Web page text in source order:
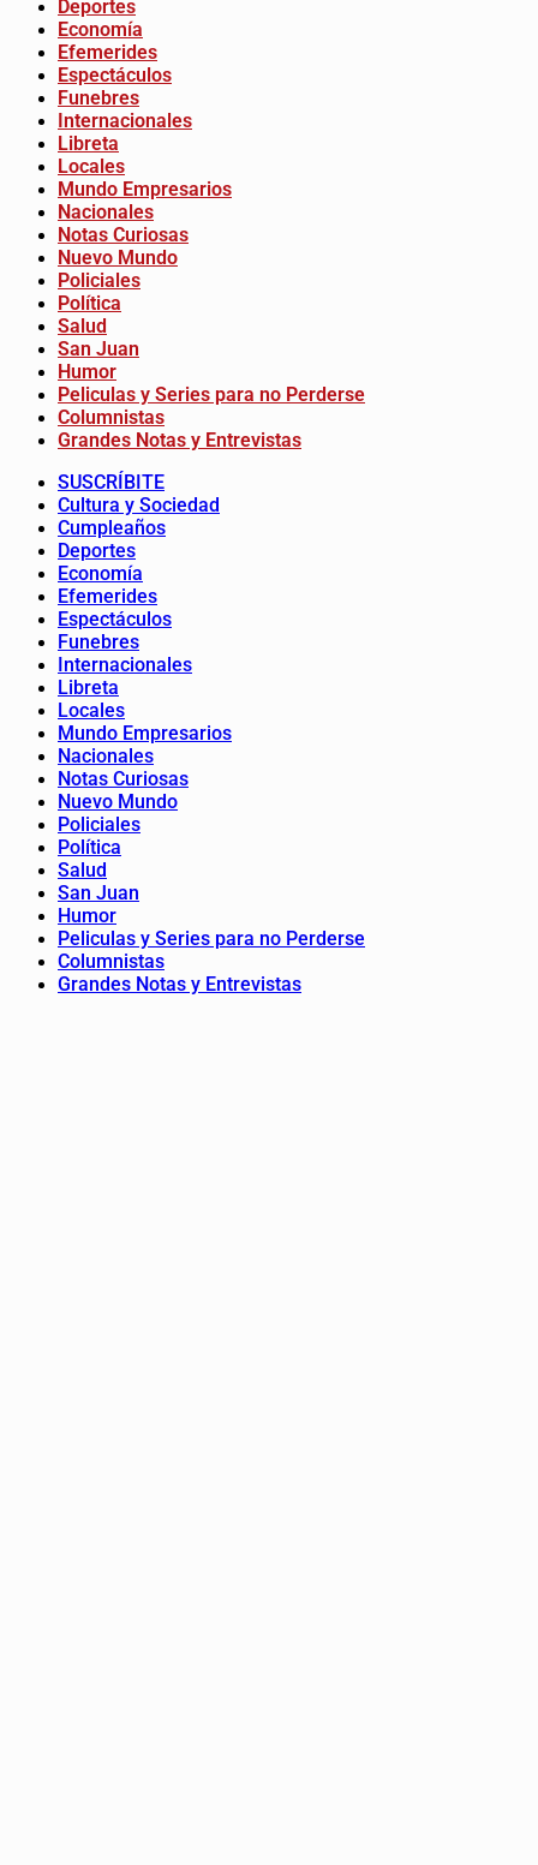
Deportes
Economía
Efemerides
Espectáculos
Funebres
Internacionales
Libreta
Locales
Mundo Empresarios
Nacionales
Notas Curiosas
Nuevo Mundo
Policiales
Política
Salud
San Juan
Humor
Peliculas y Series para no Perderse
Columnistas
Grandes Notas y Entrevistas
SUSCRÍBITE
Cultura y Sociedad
Cumpleaños
Deportes
Economía
Efemerides
Espectáculos
Funebres
Internacionales
Libreta
Locales
Mundo Empresarios
Nacionales
Notas Curiosas
Nuevo Mundo
Policiales
Política
Salud
San Juan
Humor
Peliculas y Series para no Perderse
Columnistas
Grandes Notas y Entrevistas